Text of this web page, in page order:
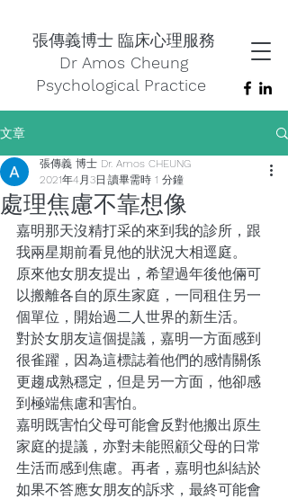
張傳義博士 臨床心理服務
Dr Amos Cheung
Psychological Practice
文章
處理焦慮不靠想像
張傳義 博士 Dr. Amos CHEUNG
2021年4月3日 讀畢需時 1 分鐘
嘉明那天沒精打采的來到我的診所，跟
我兩星期前看見他的狀況大相逕庭。
原來他女朋友提出，希望過年後他倆可
以搬離各自的原生家庭，一同租住另一
個單位，開始過二人世界的新生活。
對於女朋友這個提議，嘉明一方面感到
很雀躍，因為這標誌着他們的感情關係
更趨成熟穩定，但是另一方面，他卻感
到極端焦慮和害怕。
嘉明既害怕父母可能會反對他搬出原生
家庭的提議，亦對未能照顧父母的日常
生活而感到焦慮。再者，嘉明也糾結於
如果不答應女朋友的訴求，最終可能會